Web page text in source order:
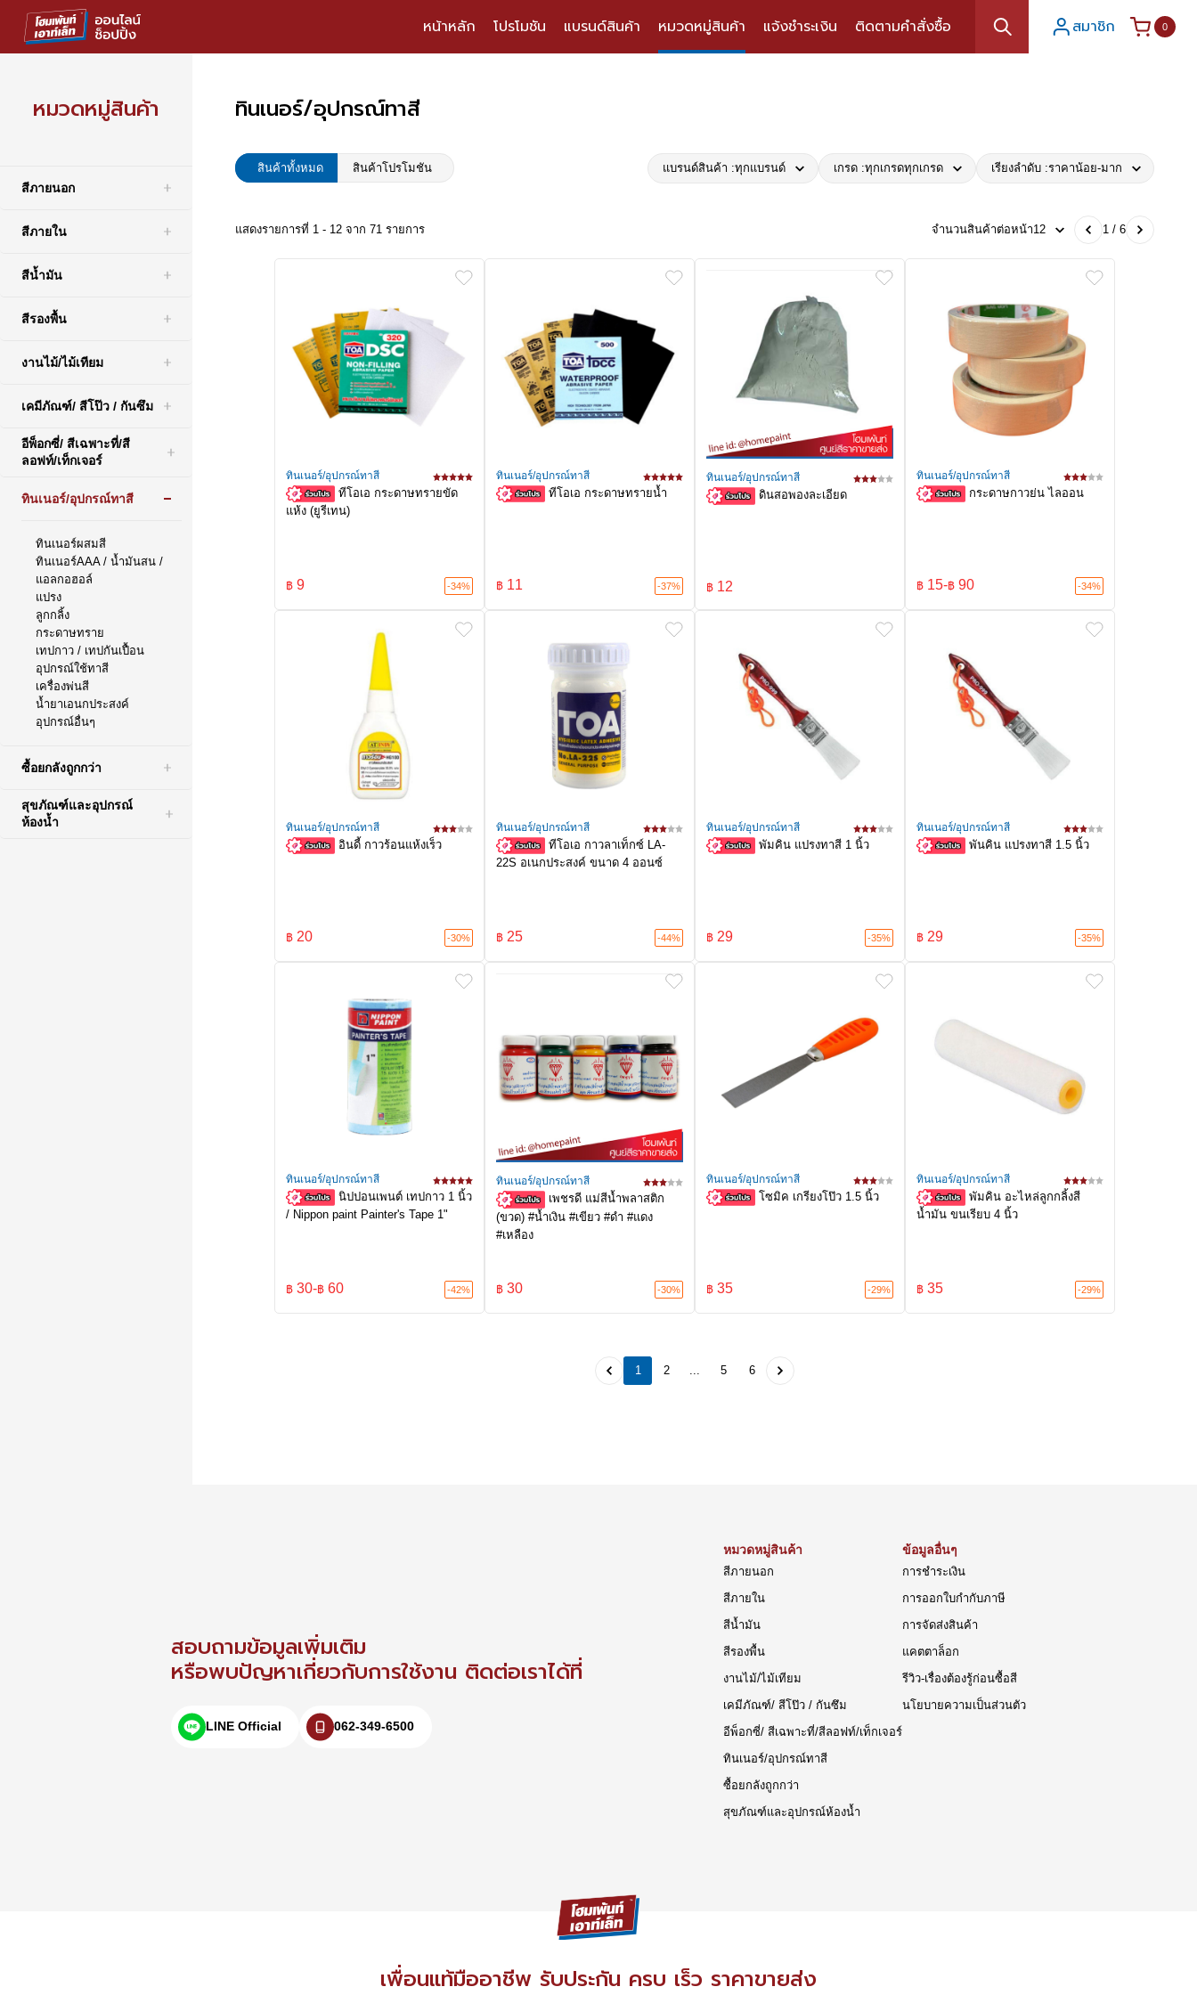
หน้าหลัก โปรโมชัน แบรนด์สินค้า หมวดหมู่สินค้า แจ้งชำระเงิน ติดตามคำสั่งซื้อ สมาชิก 0
หมวดหมู่สินค้า
สีภายนอก
สีภายใน
สีน้ำมัน
สีรองพื้น
งานไม้/ไม้เทียม
เคมีภัณฑ์/ สีโป๊ว / กันซึม
อีพ็อกซี่/ สีเฉพาะที่/สี
ลอฟท์/เท็กเจอร์
ทินเนอร์/อุปกรณ์ทาสี
ทินเนอร์ผสมสี
ทินเนอร์AAA / น้ำมันสน /
แอลกอฮอล์
แปรง
ลูกกลิ้ง
กระดาษทราย
เทปกาว / เทปกันเปื้อน
อุปกรณ์ใช้ทาสี
เครื่องพ่นสี
น้ำยาเอนกประสงค์
อุปกรณ์อื่นๆ
ซื้อยกลังถูกกว่า
สุขภัณฑ์และอุปกรณ์
ห้องน้ำ
ทินเนอร์/อุปกรณ์ทาสี
สินค้าทั้งหมด สินค้าโปรโมชัน แบรนด์สินค้า :ทุกแบรนด์ เกรด :ทุกเกรดทุกเกรด เรียงลำดับ :ราคาน้อย-มาก
แสดงรายการที่ 1 - 12 จาก 71 รายการ จำนวนสินค้าต่อหน้า12 1 / 6
ทินเนอร์/อุปกรณ์ทาสี
ทีโอเอ กระดาษทรายขัด
แห้ง (ยูรีเทน)
฿ 9 -34%
ทินเนอร์/อุปกรณ์ทาสี
ทีโอเอ กระดาษทรายน้ำ
฿ 11 -37%
ทินเนอร์/อุปกรณ์ทาสี
ดินสอพองละเอียด
฿ 12
ทินเนอร์/อุปกรณ์ทาสี
กระดาษกาวย่น ไลออน
฿ 15-฿ 90 -34%
ทินเนอร์/อุปกรณ์ทาสี
อินดี้ กาวร้อนแห้งเร็ว
฿ 20 -30%
ทินเนอร์/อุปกรณ์ทาสี
ทีโอเอ กาวลาเท็กซ์ LA-
22S อเนกประสงค์ ขนาด 4 ออนซ์
฿ 25 -44%
ทินเนอร์/อุปกรณ์ทาสี
พัมคิน แปรงทาสี 1 นิ้ว
฿ 29 -35%
ทินเนอร์/อุปกรณ์ทาสี
พันคิน แปรงทาสี 1.5 นิ้ว
฿ 29 -35%
ทินเนอร์/อุปกรณ์ทาสี
นิปปอนเพนต์ เทปกาว 1 นิ้ว
/ Nippon paint Painter's Tape 1"
฿ 30-฿ 60 -42%
ทินเนอร์/อุปกรณ์ทาสี
เพชรดี แม่สีน้ำพลาสติก
(ขวด) #น้ำเงิน #เขียว #ดำ #แดง
#เหลือง
฿ 30 -30%
ทินเนอร์/อุปกรณ์ทาสี
โซมิค เกรียงโป๊ว 1.5 นิ้ว
฿ 35 -29%
ทินเนอร์/อุปกรณ์ทาสี
พัมคิน อะไหล่ลูกกลิ้งสี
น้ำมัน ขนเรียบ 4 นิ้ว
฿ 35 -29%
1 2 ... 5 6
สอบถามข้อมูลเพิ่มเติม
หรือพบปัญหาเกี่ยวกับการใช้งาน ติดต่อเราได้ที่
LINE Official 062-349-6500
หมวดหมู่สินค้า
สีภายนอก
สีภายใน
สีน้ำมัน
สีรองพื้น
งานไม้/ไม้เทียม
เคมีภัณฑ์/ สีโป๊ว / กันซึม
อีพ็อกซี่/ สีเฉพาะที่/สีลอฟท์/เท็กเจอร์
ทินเนอร์/อุปกรณ์ทาสี
ซื้อยกลังถูกกว่า
สุขภัณฑ์และอุปกรณ์ห้องน้ำ
ข้อมูลอื่นๆ
การชำระเงิน
การออกใบกำกับภาษี
การจัดส่งสินค้า
แคตตาล็อก
รีวิว-เรื่องต้องรู้ก่อนซื้อสี
นโยบายความเป็นส่วนตัว
เพื่อนแท้มืออาชีพ รับประกัน ครบ เร็ว ราคาขายส่ง